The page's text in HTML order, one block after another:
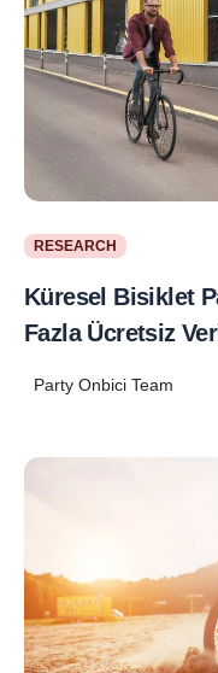
RESEARCH
Küresel Bisiklet
Fazla Ücretsiz
Party Onbici Team